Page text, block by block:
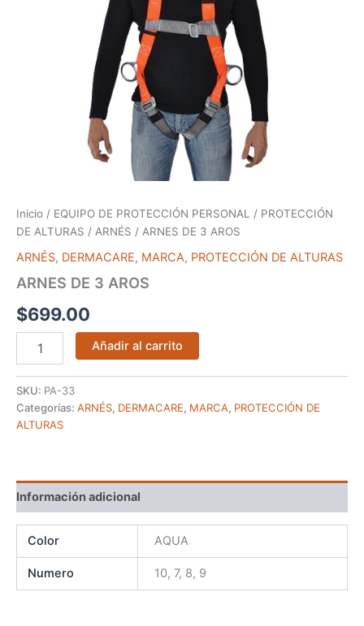
Inicio / EQUIPO DE PROTECCIÓN PERSONAL / PROTECCIÓN
DE ALTURAS / ARNÉS / ARNES DE 3 AROS
ARNÉS, DERMACARE, MARCA, PROTECCIÓN DE ALTURAS
ARNES DE 3 AROS
$699.00
Añadir al carrito
SKU: PA-33
Categorías: ARNÉS, DERMACARE, MARCA, PROTECCIÓN DE
ALTURAS
Información adicional
Color AQUA
Numero 10, 7, 8, 9